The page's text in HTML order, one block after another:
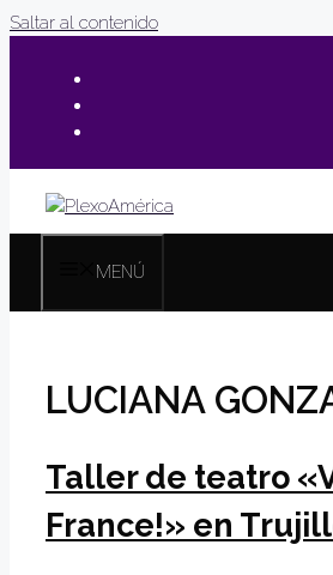
Saltar al contenido
MENÚ
LUCIANA
Taller de teatro
France!» en